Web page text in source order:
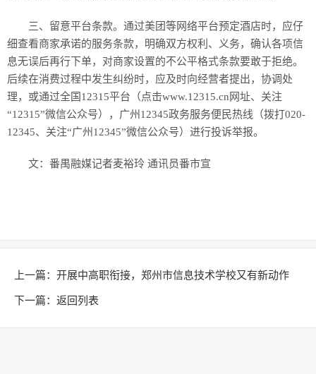
三、留意平台条款。通过美团等网络平台预定酒店时，应仔
细查看商家承诺的服务条款，明确双方权利、义务，确认各项信
息无误后再行下单，对商家设置的不公平格式条款要敢于拒绝。
后续在消费过程中发生纠纷时，应及时向经营者提出，协调处
理，或通过全国12315平台（点击www.12315.cn网址、关注
“12315”微信公众号），广州12345政务服务便民热线（拨打020-
12345、关注“广州12345”微信公众号）进行投诉举报。
文：番禺融媒记者麦裕玲 通讯员番市宣
上一篇： 开展中高职衔接，郑州市信息技术学校又有新动作
下一篇： 返回列表